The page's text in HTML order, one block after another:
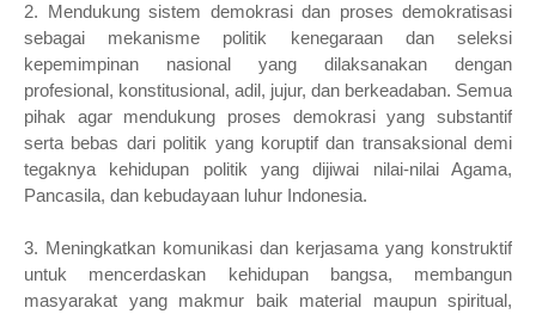
2. Mendukung sistem demokrasi dan proses demokratisasi
sebagai mekanisme politik kenegaraan dan seleksi
kepemimpinan nasional yang dilaksanakan dengan
profesional, konstitusional, adil, jujur, dan berkeadaban. Semua
pihak agar mendukung proses demokrasi yang substantif
serta bebas dari politik yang koruptif dan transaksional demi
tegaknya kehidupan politik yang dijiwai nilai-nilai Agama,
Pancasila, dan kebudayaan luhur Indonesia.
3. Meningkatkan komunikasi dan kerjasama yang konstruktif
untuk mencerdaskan kehidupan bangsa, membangun
masyarakat yang makmur baik material maupun spiritual,